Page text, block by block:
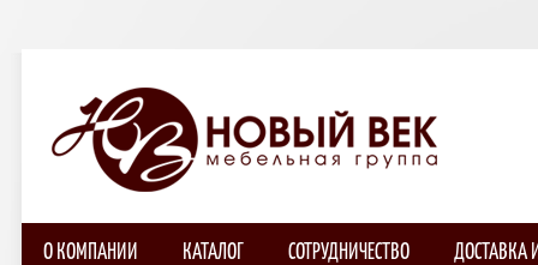
О КОМПАНИИ КАТАЛОГ СОТРУДНИЧЕСТВО ДОСТАВКА